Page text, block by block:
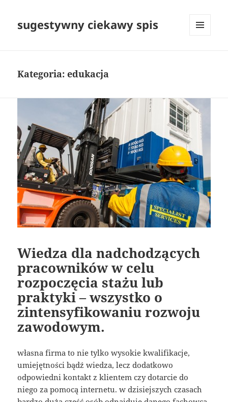
sugestywny ciekawy spis
Kategoria:edukacja
Wiedza dla nadchodzących
pracowników w celu
rozpoczęcia stażu lub
praktyki – wszystko o
zintensyfikowaniu rozwoju
zawodowym.
własna firma to nie tylko wysokie kwalifikacje,
umiejętności bądź wiedza, lecz dodatkowo
odpowiedni kontakt z klientem czy dotarcie do
niego za pomocą internetu. w dzisiejszych czasach